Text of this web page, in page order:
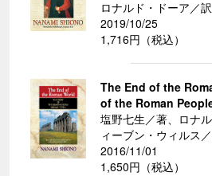
ロナルド・ドーア／訳
2019/10/25
1,716円（税込）
The End of the
of the Roman
塩野七生／著、ロナ
ィーブン・ウィルス
2016/11/01
1,650円（税込）